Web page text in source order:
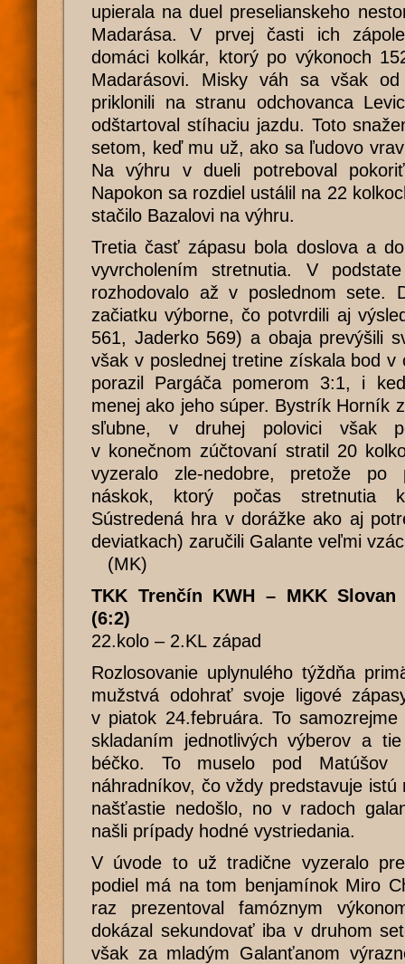
upierala na duel preselianskeho
Madarása. V prvej časti ich
domáci kolkár, ktorý po výkonoch
Madarásovi. Misky váh sa však
priklonili na stranu odchovanca
odštartoval stíhaciu jazdu. Toto
setom, keď mu už, ako sa ľudovo
Na výhru v dueli potreboval
Napokon sa rozdiel ustálil na 22
stačilo Bazalovi na výhru.
Tretia časť zápasu bola doslova a
vyvrcholením stretnutia. V
rozhodovalo až v poslednom sete.
začiatku výborne, čo potvrdili aj
561, Jaderko 569) a obaja prevýšili
však v poslednej tretine získala bod v
porazil Pargáča pomerom 3:1, i
menej ako jeho súper. Bystrík Horník
sľubne, v druhej polovici však
v konečnom zúčtovaní stratil 20
vyzeralo zle-nedobre, pretože po
náskok, ktorý počas stretnutia
Sústredená hra v dorážke ako aj
deviatkach) zaručili Galante veľmi
(MK)
TKK Trenčín KWH – MKK Slovan
(6:2)
22.kolo – 2.KL západ
Rozlosovanie uplynulého týždňa
mužstvá odohrať svoje ligové
v piatok 24.februára. To
skladaním jednotlivých výberov a
béčko. To muselo pod Matúšov
náhradníkov, čo vždy predstavuje istú
našťastie nedošlo, no v radoch
našli prípady hodné vystriedania.
V úvode to už tradične vyzeralo
podiel má na tom benjamínok Miro
raz prezentoval famóznym
dokázal sekundovať iba v druhom
však za mladým Galanťanom